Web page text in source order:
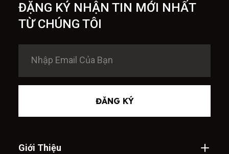
ĐẶNG KÝ NHẬN TIN MỚI NHẤT
TỪ CHÚNG TÔI
ĐĂNG KÝ
Giới Thiệu